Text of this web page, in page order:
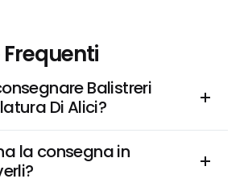
Balistreri
Di Alici?
la consegna in